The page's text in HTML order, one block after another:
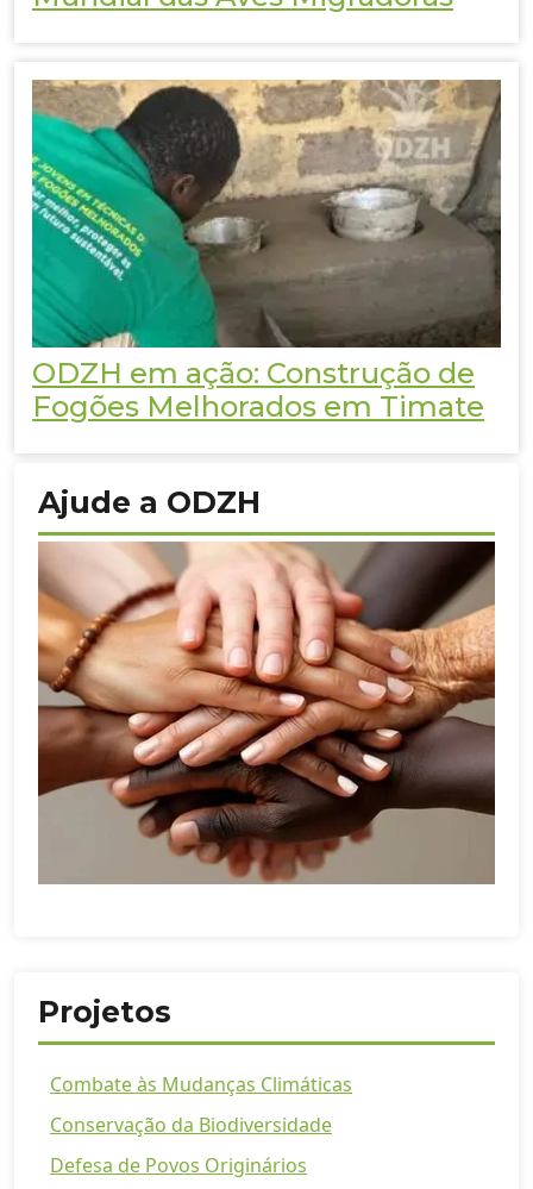
ODZH em ação: Construção de
Fogões Melhorados em Timate
Ajude a ODZH
Projetos
Combate às Mudanças Climáticas
Conservação da Biodiversidade
Defesa de Povos Originários